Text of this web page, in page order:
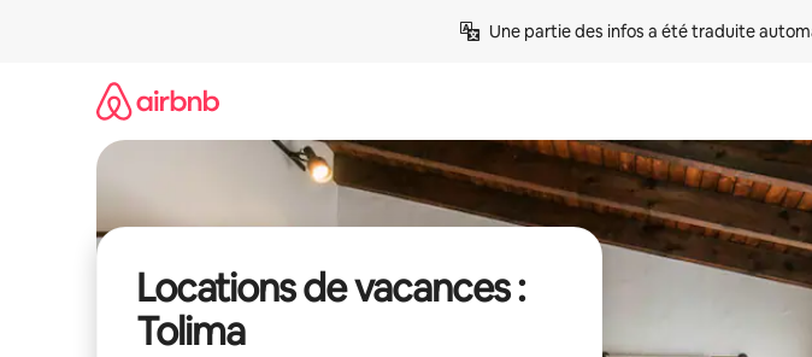
Une partie des infos a été traduite
Locations de vacances :
Tolima